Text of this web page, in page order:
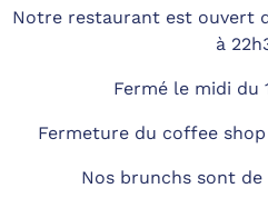
Notre restaurant est ouvert
à
Fermé le midi du
Fermeture du coffee
Nos brunchs sont